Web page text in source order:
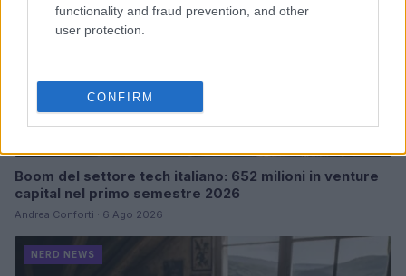
functionality and fraud prevention, and other
user protection.
CONFIRM
Boom del settore tech italiano: 652 milioni in venture
capital nel primo semestre 2026
Andrea Conforti · 6 Ago 2026
NERD NEWS